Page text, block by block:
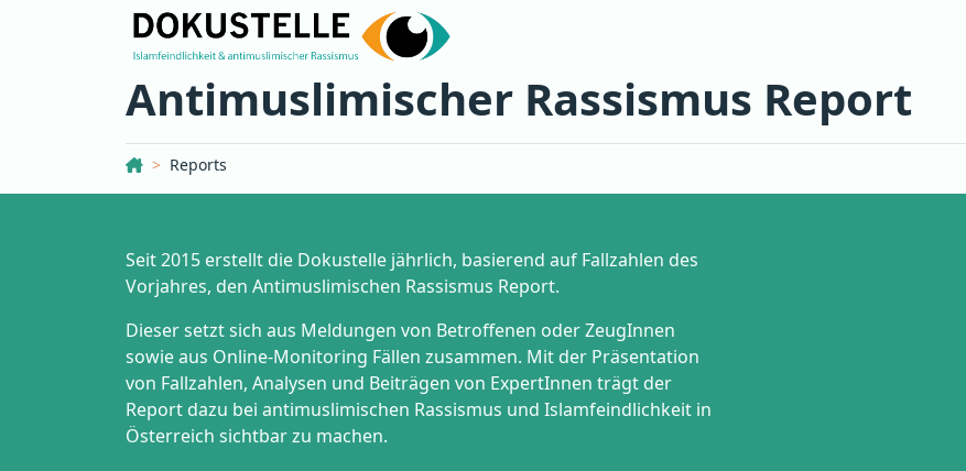
Antimuslimischer Rassismus Report
Dokustelle Österreich
Reports
Seit 2015 erstellt die Dokustelle jährlich, basierend auf Fallzahlen des
Vorjahres, den Antimuslimischen Rassismus Report.
Dieser setzt sich aus Meldungen von Betroffenen oder ZeugInnen
sowie aus Online-Monitoring Fällen zusammen. Mit der Präsentation
von Fallzahlen, Analysen und Beiträgen von ExpertInnen trägt der
Report dazu bei antimuslimischen Rassismus und Islamfeindlichkeit in
Österreich sichtbar zu machen.